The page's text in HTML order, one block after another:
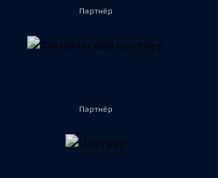
Партнёр
Партнёр